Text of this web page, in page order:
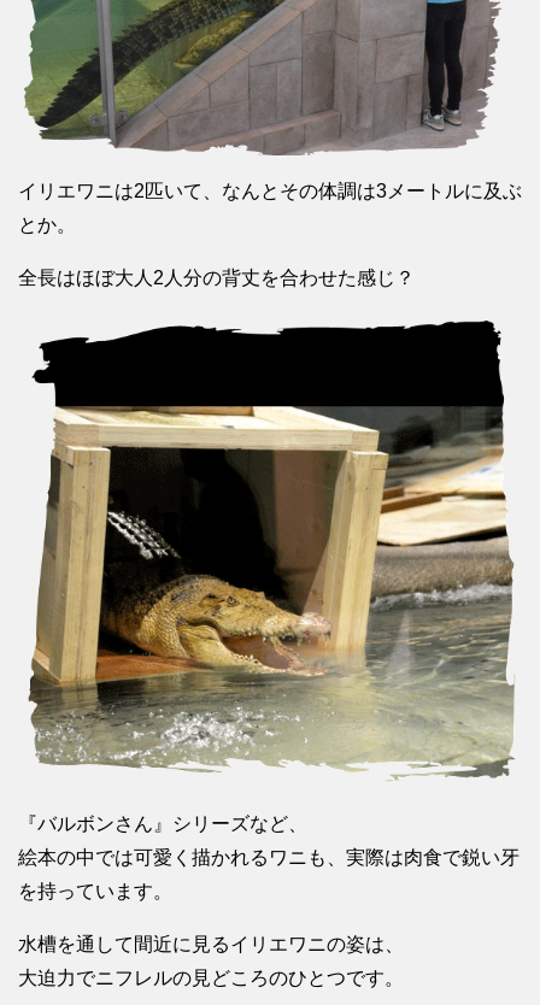
イリエワニは2匹いて、なんとその体調は3メートルに及ぶ
とか。
全長はほぼ大人2人分の背丈を合わせた感じ？
『バルボンさん』シリーズなど、
絵本の中では可愛く描かれるワニも、実際は肉食で鋭い牙
を持っています。
水槽を通して間近に見るイリエワニの姿は、
大迫力でニフレルの見どころのひとつです。